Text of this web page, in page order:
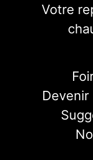
Votre